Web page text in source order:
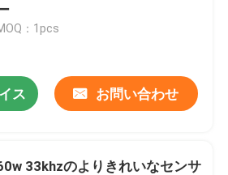
：1pcs
ス お問い合わせ
33khzのよりきれいなセンサ